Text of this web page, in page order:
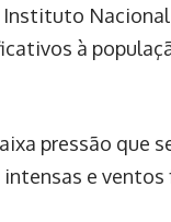
à
pressão que
e